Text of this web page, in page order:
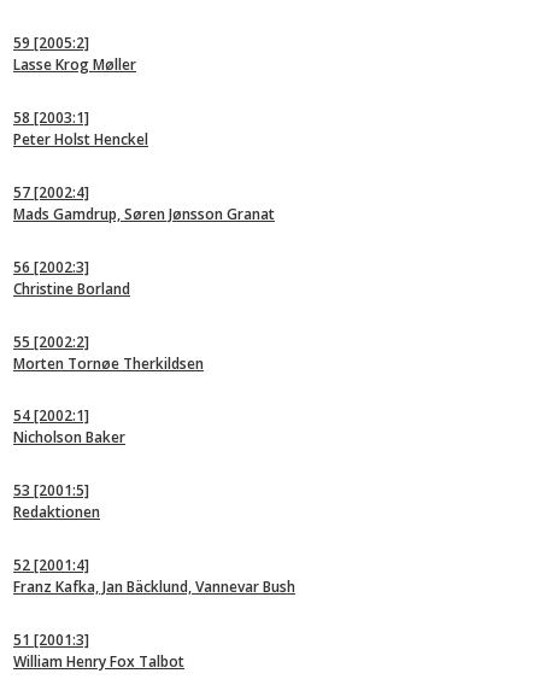
59 [2005:2]
Lasse Krog Møller
58 [2003:1]
Peter Holst Henckel
57[2002:4]
Mads Gamdrup, Søren Jønsson Granat
56 [2002:3]
Christine Borland
55 [2002:2]
Morten Tornøe Therkildsen
54[2002:1]
Nicholson Baker
53 [2001:5]
Redaktionen
52[2001:4]
Franz Kafka, Jan Bäcklund, Vannevar Bush
51 [2001:3]
William Henry Fox Talbot